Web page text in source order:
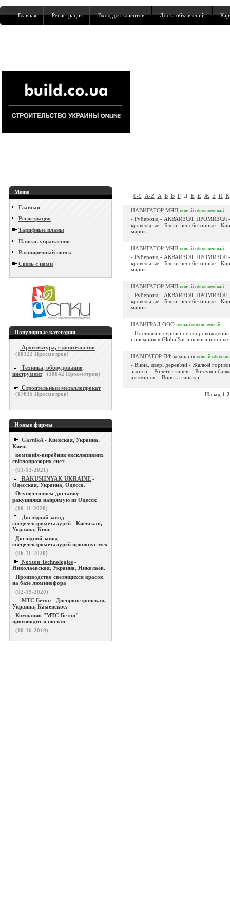
Главная Регистрация Вход для клиентов Доска объявлений
Меню
Главная
Регистрация
Тарифные планы
Панель управления
Расширенный поиск
Связь с нами
Популярные категории
Архитектура, строительство
(18122 Просмотров)
Техника, оборудование,
инструмент
(18042 Просмотров)
Строительный металлопрокат
(17035 Просмотров)
Новые фирмы
GarnikA - Киевская, Украина,
Киев.
компанія-виробник ексклюзивних
світлопрозорих сист
(01-13-2021)
RAKUSHNYAK UKRAINE -
Одесская, Украина, Одесса.
Осуществляем доставку
ракушняка напрямую из Одесск
(10-11-2020)
Дослідний завод
спецелектрометалургії - Киевская,
Украина, Київ.
Дослідний завод
спецелектрометалургії пропонує мех
(06-11-2020)
Noxton Technologies -
Николаевская, Украина, Николаев.
Производство светящихся красок
на базе люминофора
(02-19-2020)
МТС Бетон - Днепропетровская,
Украина, Каменское.
Компания "МТС Бетон"
производит и постав
(10-16-2019)
0-9 A-Z А Б В Г Д Е Ё Ж З И К
НАВИГАТОР МЧП новый обновленный
- Рубероид - АКВАИЗОЛ, ПРОМИЗОЛ -
кровельные - Блоки пенобетонные -
марок...
НАВИГАТОР МЧП новый обновленный
- Рубероид - АКВАИЗОЛ, ПРОМИЗОЛ -
кровельные - Блоки пенобетонные -
марок...
НАВИГАТОР МЧП новый обновленный
- Рубероид - АКВАИЗОЛ, ПРОМИЗОЛ -
кровельные - Блоки пенобетонные -
марок...
НАВИГРАД ООО новый обновленный
- Поставка и сервисное сопровождение
приемников GlobalSat и
НАВІГАТОР ПФ компанія новый
- Вiкна, двері дерев'яні - Жалюзі
захисні - Ролети тканеві - Розсувні
алюмінієві - Ворота гаражні...
Назад 1 2